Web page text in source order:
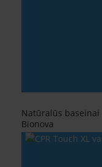
Natūralūs
Bionova